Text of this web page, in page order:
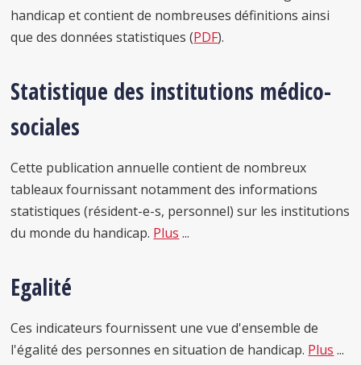
handicap et contient de nombreuses définitions ainsi
que des données statistiques (PDF).
Statistique des institutions médico-
sociales
Cette publication annuelle contient de nombreux
tableaux fournissant notamment des informations
statistiques (résident-e-s, personnel) sur les institutions
du monde du handicap. Plus ...
Egalité
Ces indicateurs fournissent une vue d'ensemble de
l'égalité des personnes en situation de handicap. Plus ...